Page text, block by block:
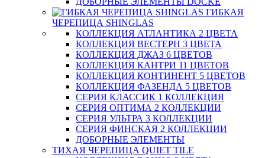
ГИБКАЯ
ЧЕРЕПИЦА SHINGLAS
КОЛЛЕКЦИЯ АТЛАНТИКА 2 ЦВЕТА
КОЛЛЕКЦИЯ ВЕСТЕРН 3 ЦВЕТА
КОЛЛЕКЦИЯ ДЖАЗ 6 ЦВЕТОВ
КОЛЛЕКЦИЯ КАНТРИ 11 ЦВЕТОВ
КОЛЛЕКЦИЯ КОНТИНЕНТ 5 ЦВЕТОВ
КОЛЛЕКЦИЯ ФАЗЕНДА 5 ЦВЕТОВ
СЕРИЯ КЛАССИК 1 КОЛЛЕКЦИЯ
СЕРИЯ ОПТИМА 2 КОЛЛЕКЦИИ
СЕРИЯ УЛЬТРА 3 КОЛЛЕКЦИИ
СЕРИЯ ФИНСКАЯ 2 КОЛЛЕКЦИИ
ДОБОРНЫЕ ЭЛЕМЕНТЫ
ТИХАЯ ЧЕРЕПИЦА QUIET TILE